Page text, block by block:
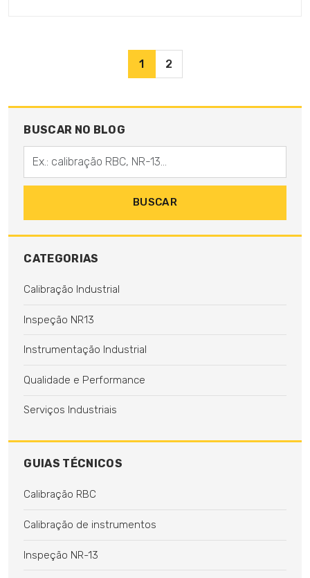
1 2
BUSCAR NO BLOG
Digite sua busca
BUSCAR
CATEGORIAS
Calibração Industrial
Inspeção NR13
Instrumentação Industrial
Qualidade e Performance
Serviços Industriais
GUIAS TÉCNICOS
Calibração RBC
Calibração de instrumentos
Inspeção NR-13